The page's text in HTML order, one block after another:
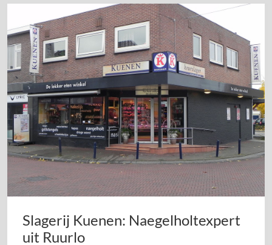
Slagerij Kuenen: Naegelholtexpert
uit Ruurlo